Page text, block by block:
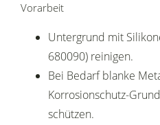
Vorarbeit
Untergrund mit
680090) reinigen.
Bei Bedarf blanke
Korrosionschutz-
schützen.